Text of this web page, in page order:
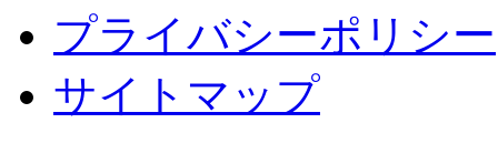
プライバシーポリシー
サイトマップ